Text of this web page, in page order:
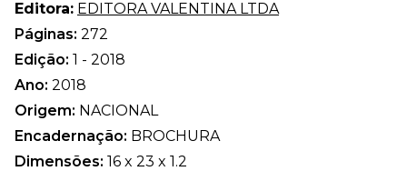
Editora: EDITORA VALENTINA LTDA
Páginas: 272
Edição: 1 - 2018
Ano: 2018
Origem: NACIONAL
Encadernação: BROCHURA
Dimensões: 16 x 23 x 1.2